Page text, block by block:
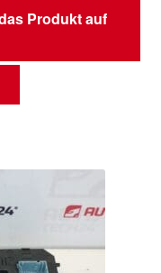
Produkt auf